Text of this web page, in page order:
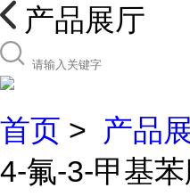
产品展厅
首页 > 产品
4-氟-3-甲基